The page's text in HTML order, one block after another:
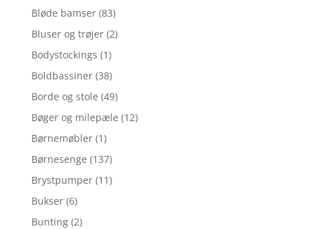
Bløde bamser (83)
Bluser og trøjer (2)
Bodystockings (1)
Boldbassiner (38)
Borde og stole (49)
Bøger og milepæle (12)
Børnemøbler (1)
Børnesenge (137)
Brystpumper (11)
Bukser (6)
Bunting (2)